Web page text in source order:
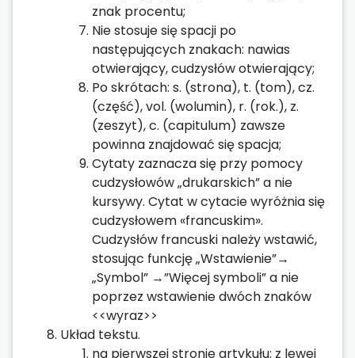
znak procentu;
Nie stosuje się spacji po
następujących znakach: nawias
otwierający, cudzysłów otwierający;
Po skrótach: s. (strona), t. (tom), cz.
(część), vol. (wolumin), r. (rok.), z.
(zeszyt), c. (capitulum) zawsze
powinna znajdować się spacja;
Cytaty zaznacza się przy pomocy
cudzysłowów „drukarskich” a nie
kursywy. Cytat w cytacie wyróżnia się
cudzysłowem «francuskim».
Cudzysłów francuski należy wstawić,
stosując funkcję „Wstawienie”→
„Symbol” →”Więcej symboli” a nie
poprzez wstawienie dwóch znaków
<<wyraz>>
Układ tekstu.
na pierwszej stronie artykułu: z lewej